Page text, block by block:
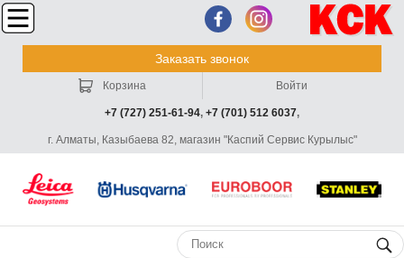
Заказать звонок
+7 (727) 251-61-94, +7 (701) 512 6037,
г. Алматы, Казыбаева 82, магазин "Каспий Сервис Курылыс"
Корзина Войти